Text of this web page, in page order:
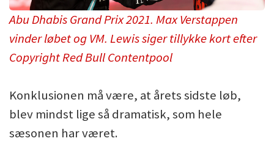
Abu Dhabis Grand Prix 2021. Max Verstappen
vinder løbet og VM. Lewis siger tillykke kort efter
Copyright Red Bull Contentpool
Konklusionen må være, at årets sidste løb,
blev mindst lige så dramatisk, som hele
sæsonen har været.